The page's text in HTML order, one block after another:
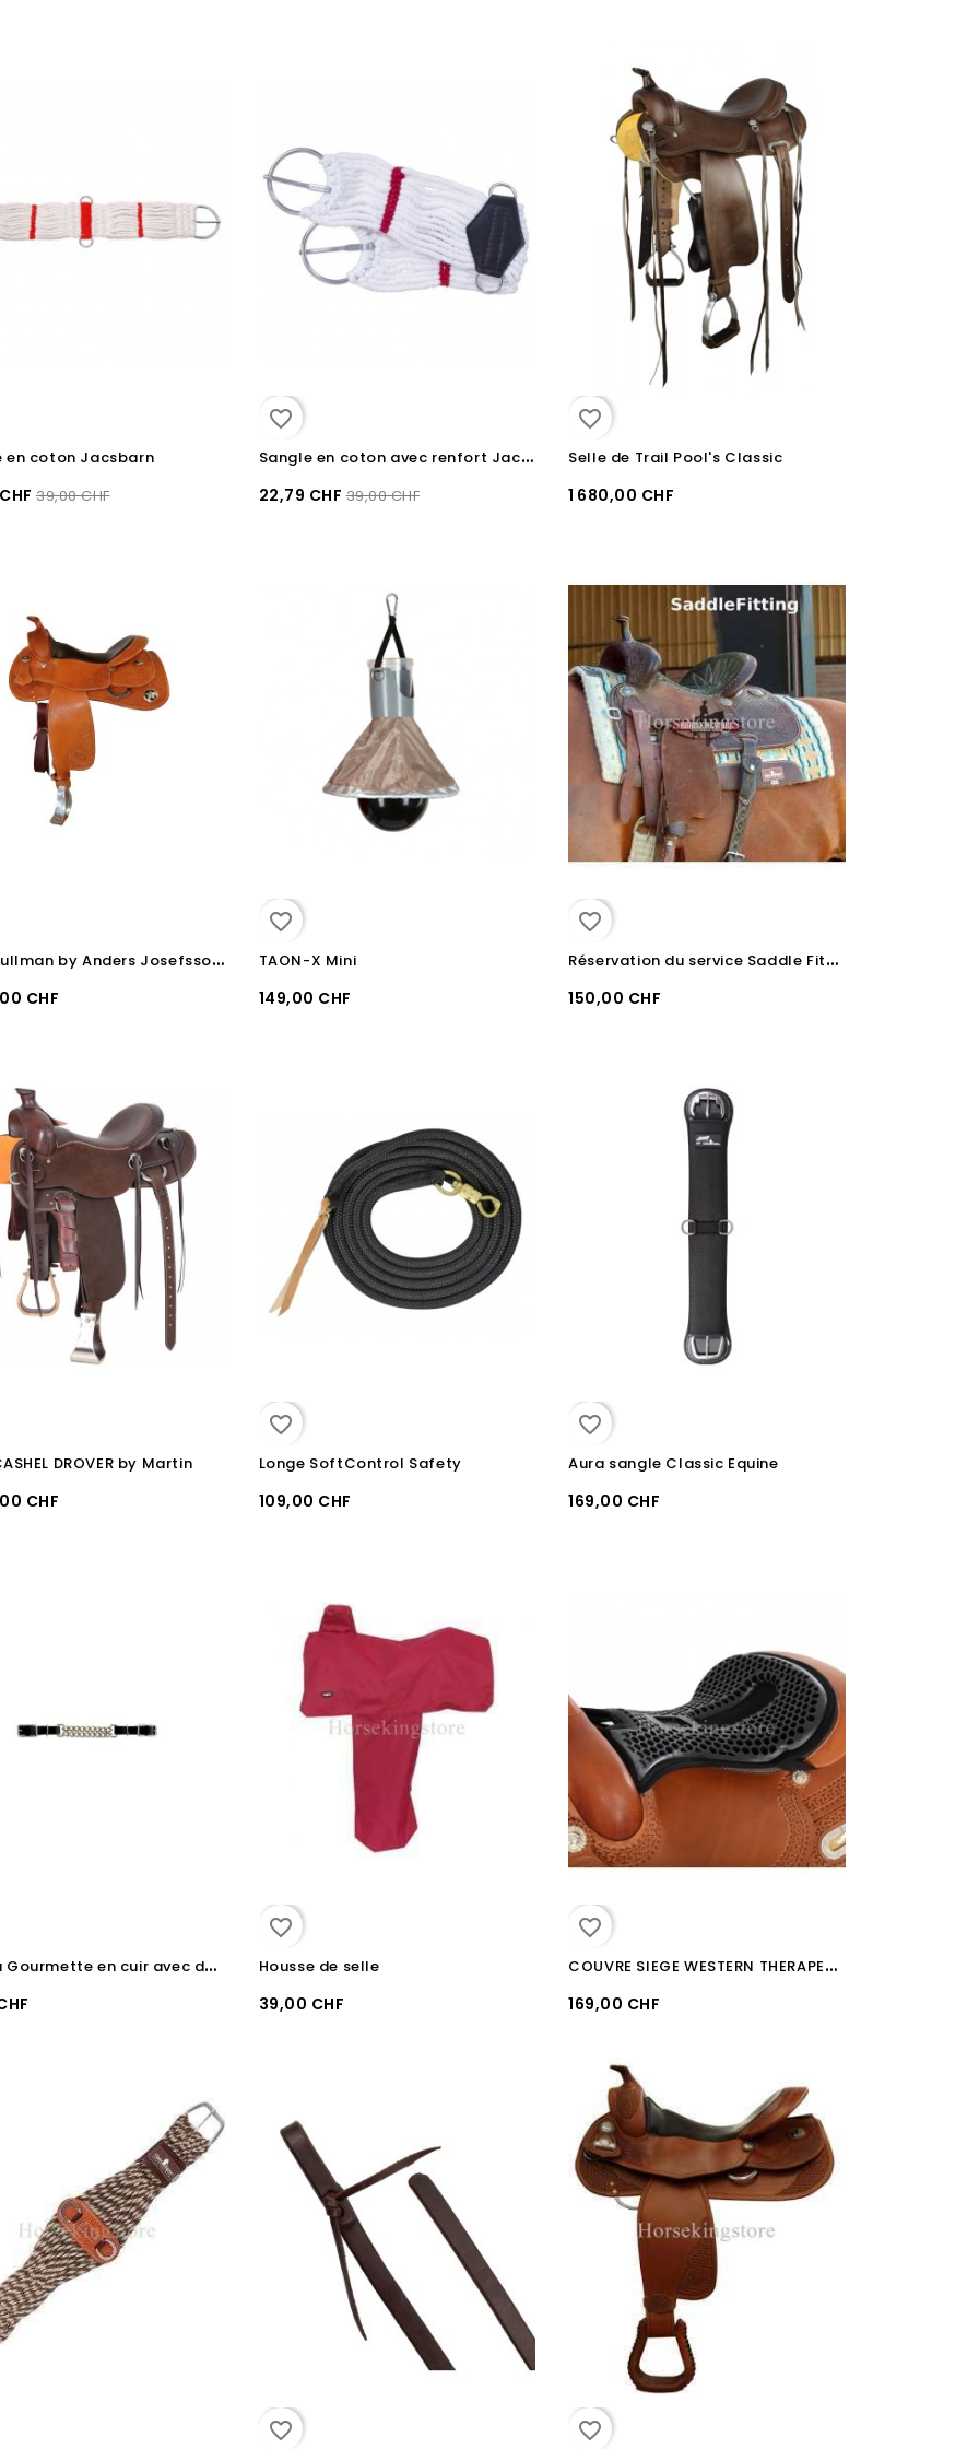
en coton Jacsbarn
39,00 CHF
favorite_border
S
angle en coton avec renfort Jacsbarn
22,79 CHF 39,00 CHF
favorite_border
Selle de Trail Pool's Classic
1 680,00 CHF
S
elle Pullman by Anders Josefsson Pro Reiner
CHF
favorite_border
TAON-X Mini
149,00 CHF
favorite_border
R
éservation du service Saddle Fitting
150,00 CHF
DROVER by Martin
CHF
favorite_border
Longe SoftControl Safety
109,00 CHF
favorite_border
Aura sangle Classic Equine
169,00 CHF
L
akota Gourmette en cuir avec double chaîne et boucles en acier inoxydable
favorite_border
Housse de selle
39,00 CHF
favorite_border
C
OUVRE SIEGE WESTERN THERAPEUTIQUE GEL ACAVALLO "ORTHO-COCCYX"
169,00 CHF
favorite_border favorite_border